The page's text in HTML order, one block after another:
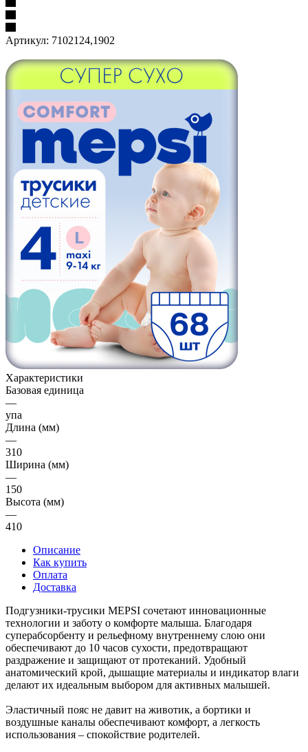
Артикул: 7102124,1902
Характеристики
Базовая единица
—
упа
Длина (мм)
—
310
Ширина (мм)
—
150
Высота (мм)
—
410
Описание
Как купить
Оплата
Доставка
Подгузники-трусики MEPSI сочетают инновационные
технологии и заботу о комфорте малыша. Благодаря
суперабсорбенту и рельефному внутреннему слою они
обеспечивают до 10 часов сухости, предотвращают
раздражение и защищают от протеканий. Удобный
анатомический крой, дышащие материалы и индикатор влаги
делают их идеальным выбором для активных малышей.
Эластичный пояс не давит на животик, а бортики и
воздушные каналы обеспечивают комфорт, а легкость
использования – спокойствие родителей.